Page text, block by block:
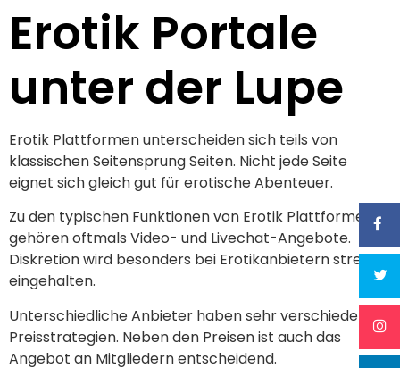
Erotik Portale
unter der Lupe
Erotik Plattformen unterscheiden sich teils von
klassischen Seitensprung Seiten. Nicht jede Seite
eignet sich gleich gut für erotische Abenteuer.
Zu den typischen Funktionen von Erotik Plattformen
gehören oftmals Video- und Livechat-Angebote.
Diskretion wird besonders bei Erotikanbietern streng
eingehalten.
Unterschiedliche Anbieter haben sehr verschiedene
Preisstrategien. Neben den Preisen ist auch das
Angebot an Mitgliedern entscheidend.